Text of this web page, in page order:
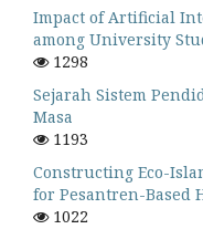
Impact of Artificial
among University
1298
Sejarah Sistem
Masa
1193
Constructing Eco-
for Pesantren-Based
1022